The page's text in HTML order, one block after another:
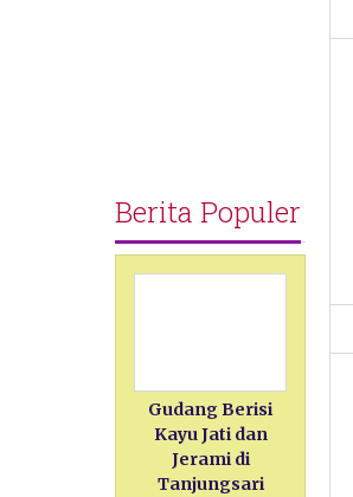
Berita Populer
Gudang Berisi
Kayu Jati dan
Jerami di
Tanjungsari